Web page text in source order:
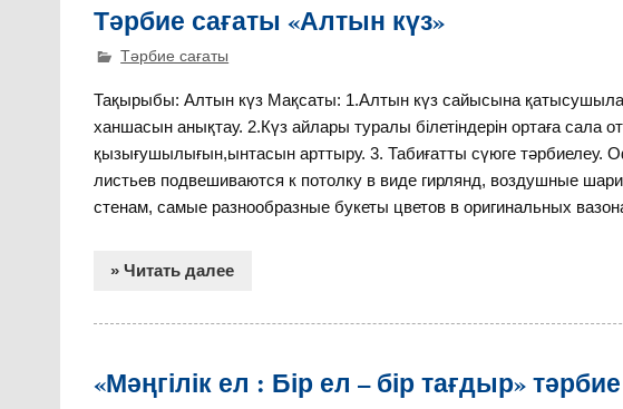
Тәрбие сағаты «Алтын күз»
Тәрбие сағаты
Тақырыбы: Алтын күз Мақсаты: 1.Алтын күз сайысына
ханшасын анықтау. 2.Күз айлары туралы білетіндерін ортаға
қызығушылығын,ынтасын арттыру. 3. Табиғатты сүюге тәрбиелеу.
листьев подвешиваются к потолку в виде гирлянд, воздушные
стенам, самые разнообразные букеты цветов в оригинальных
» Читать далее
«Мәңгілік ел : Бір ел – бір тағдыр»